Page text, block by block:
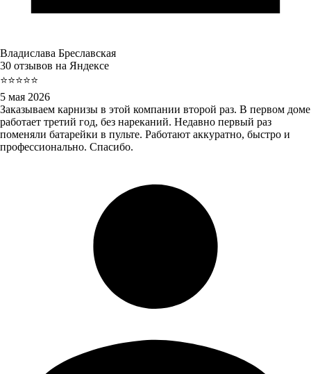
Владислава Бреславская
30 отзывов на Яндексе
⭐⭐⭐⭐⭐
5 мая 2026
Заказываем карнизы в этой компании второй раз. В первом доме
работает третий год, без нареканий. Недавно первый раз
поменяли батарейки в пульте. Работают аккуратно, быстро и
профессионально. Спасибо.